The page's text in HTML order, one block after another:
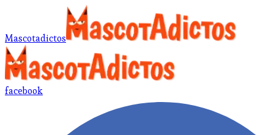
Mascotadictos
facebook